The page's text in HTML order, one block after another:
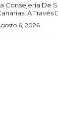
Consejería De
A Través
6, 2026